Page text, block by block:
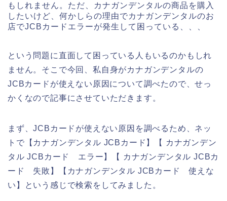
もしれません。ただ、カナガンデンタルの商品を購入
したいけど、何かしらの理由でカナガンデンタルのお
店でJCBカードエラーが発生して困っている、、、
という問題に直面して困っている人もいるのかもしれ
ません。そこで今回、私自身がカナガンデンタルの
JCBカードが使えない原因について調べたので、せっ
かくなので記事にさせていただきます。
まず、JCBカードが使えない原因を調べるため、ネッ
トで【カナガンデンタル JCBカード】【 カナガンデン
タル JCBカード エラー】【 カナガンデンタル JCBカ
ード 失敗】【カナガンデンタル JCBカード 使えな
い】という感じで検索をしてみました。